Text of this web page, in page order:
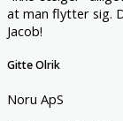
at man flytter sig.
Jacob!
Gitte Olrik
Noru ApS